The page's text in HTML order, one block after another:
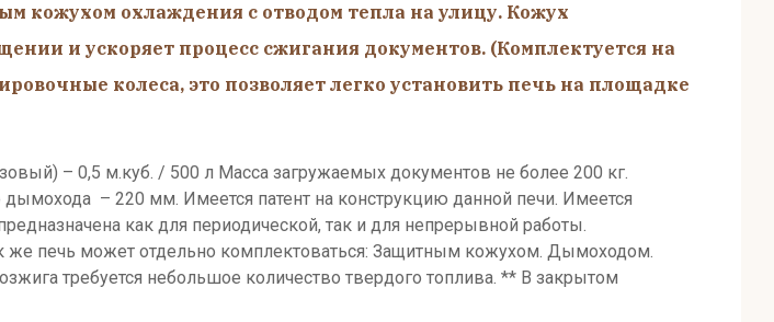
кожухом охлаждения с отводом тепла на улицу. Кожух
и ускоряет процесс сжигания документов. (Комплектуется на
колеса, это позволяет легко установить печь на площадке
– 0,5 м.куб. / 500 л Масса загружаемых документов не более 200 кг.
– 220 мм. Имеется патент на конструкцию данной печи. Имеется
как для периодической, так и для непрерывной работы.
же печь может отдельно комплектоваться: Защитным кожухом. Дымоходом.
требуется небольшое количество твердого топлива. ** В закрытом